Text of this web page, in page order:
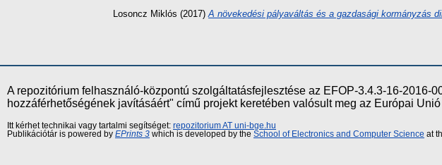
Losoncz Miklós (2017)A növekedési pályaváltás és a gazdasági kormányzás
A repozitórium felhasználó-központú szolgáltatásfejlesztése az EFOP-3.4.3-16-
hozzáférhetőségének javításáért" című projekt keretében valósult meg az Európai
Itt kérhet technikai vagy tartalmi segítséget: repozitorium AT uni-bge.hu
Publikációtár is powered by EPrints 3 which is developed by the School of Electronics and Computer Science at